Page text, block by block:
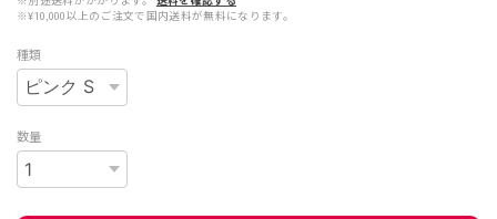
※¥10,000以上のご注文で国内送料が無料になります。
種類
数量